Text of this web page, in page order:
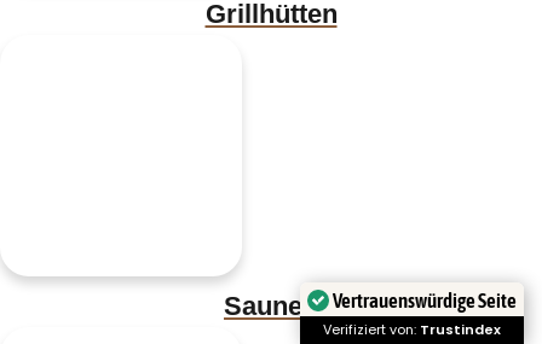
Grillhütten
Saunen Vertrauenswürdige Seite
Verifiziert von: Trustindex